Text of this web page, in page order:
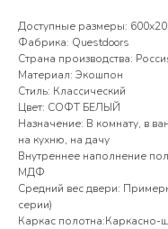
Доступные размеры:
Фабрика: Questdoors
Страна производства:
Материал: Экошпон
Стиль: Классический
Цвет: СОФТ БЕЛЫЙ
Назначение: В комнату, в
на кухню, на дачу
Внутреннее наполнение
МДФ
Средний вес двери:
серии)
Каркас